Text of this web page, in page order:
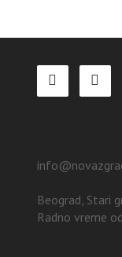
Beograd, Stari
Radno vreme